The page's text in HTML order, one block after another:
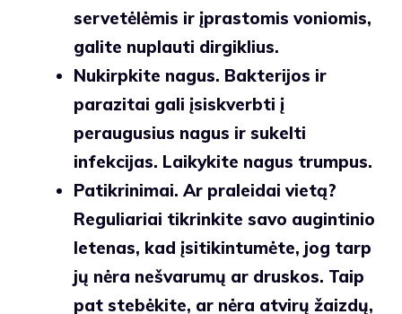
servetėlėmis ir įprastomis voniomis,
galite nuplauti dirgiklius.
Nukirpkite nagus. Bakterijos ir
parazitai gali įsiskverbti į
peraugusius nagus ir sukelti
infekcijas. Laikykite nagus trumpus.
Patikrinimai. Ar praleidai vietą?
Reguliariai tikrinkite savo augintinio
letenas, kad įsitikintumėte, jog tarp
jų nėra nešvarumų ar druskos. Taip
pat stebėkite, ar nėra atvirų žaizdų,